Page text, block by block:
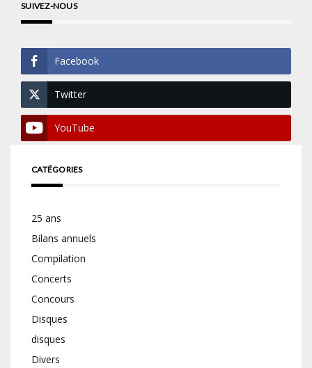
SUIVEZ-NOUS
Facebook
Twitter
YouTube
CATÉGORIES
25 ans
Bilans annuels
Compilation
Concerts
Concours
Disques
disques
Divers